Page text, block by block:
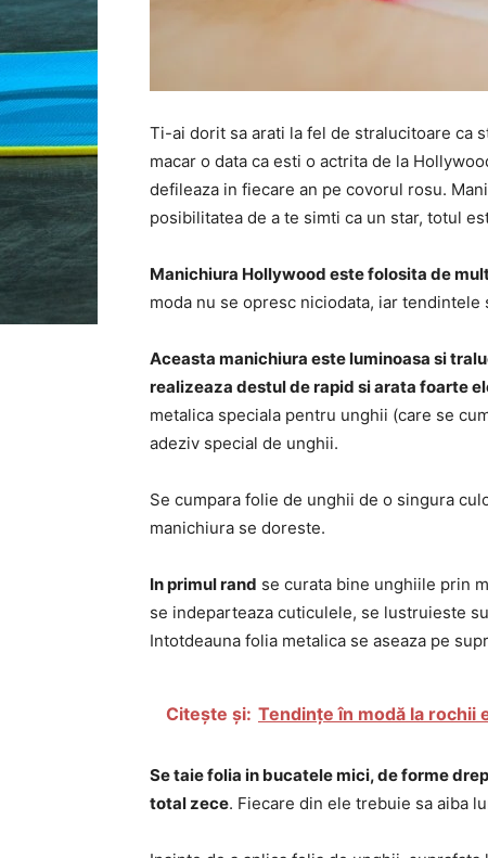
Ti-ai dorit sa arati la fel de stralucitoare ca
macar o data ca esti o actrita de la
defileaza in fiecare an pe covorul rosu.
posibilitatea de a te simti ca un star, totul
Manichiura Hollywood este folosita de
moda nu se opresc niciodata, iar tendintele
Aceasta manichiura este luminoasa si
realizeaza destul de rapid si arata foarte
metalica speciala pentru unghii (care se
adeziv special de unghii.
Se cumpara folie de unghii de o singura
manichiura se doreste.
In primul rand se curata bine unghiile prin
se indeparteaza cuticulele, se lustruieste
Intotdeauna folia metalica se aseaza pe
Citește și: Tendințe în modă la rochii
Se taie folia in bucatele mici, de forme
total zece. Fiecare din ele trebuie sa aiba